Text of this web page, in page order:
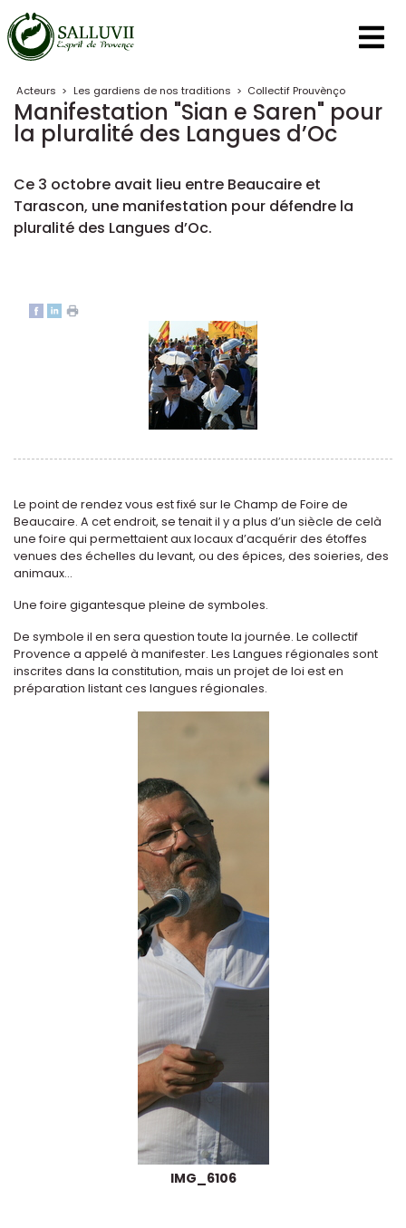
Panneau de gestion des cookies
Acteurs > Les gardiens de nos traditions > Collectif Prouvènço
Manifestation "Sian e Saren" pour
la pluralité des Langues d’Oc
Ce 3 octobre avait lieu entre Beaucaire et
Tarascon, une manifestation pour défendre la
pluralité des Langues d’Oc.
Le point de rendez vous est fixé sur le Champ de Foire de
Beaucaire. A cet endroit, se tenait il y a plus d’un siècle de celà
une foire qui permettaient aux locaux d’acquérir des étoffes
venues des échelles du levant, ou des épices, des soieries, des
animaux...
Une foire gigantesque pleine de symboles.
De symbole il en sera question toute la journée. Le collectif
Provence a appelé à manifester. Les Langues régionales sont
inscrites dans la constitution, mais un projet de loi est en
préparation listant ces langues régionales.
IMG_6106